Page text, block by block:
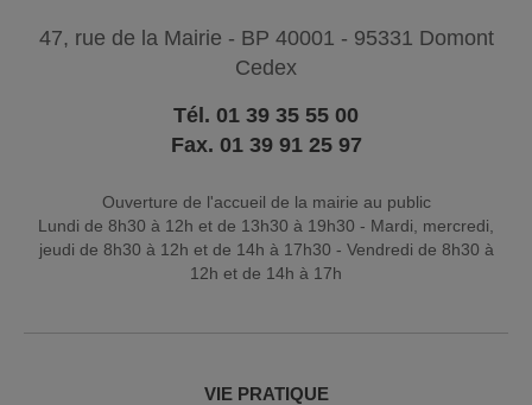
47, rue de la Mairie - BP 40001 - 95331 Domont
Cedex
Tél. 01 39 35 55 00
Fax. 01 39 91 25 97
Ouverture de l'accueil de la mairie au public
Lundi de 8h30 à 12h et de 13h30 à 19h30 - Mardi, mercredi,
jeudi de 8h30 à 12h et de 14h à 17h30 - Vendredi de 8h30 à
12h et de 14h à 17h
VIE PRATIQUE